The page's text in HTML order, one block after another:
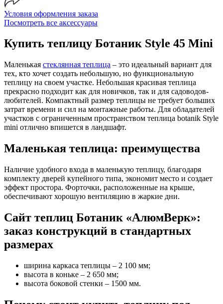
Условия оформления заказа
Посмотреть все аксессуары
Купить теплицу Ботаник Style 45 Mini
Маленькая стеклянная теплица – это идеальный вариант для
тех, кто хочет создать небольшую, но функциональную
теплицу на своем участке. Небольшая красивая теплица
прекрасно подходит как для новичков, так и для садоводов-
любителей. Компактный размер теплицы не требует больших
затрат времени и сил на монтажные работы. Для обладателей
участков с ограниченным пространством теплица botanik Style
mini отлично впишется в ландшафт.
Маленькая теплица: преимущества
Наличие удобного входа в маленькую теплицу, благодаря
комплекту дверей купейного типа, экономит место и создает
эффект простора. Форточки, расположенные на крыше,
обеспечивают хорошую вентиляцию в жаркие дни.
Сайт теплиц Ботаник «АлюмВерк»:
заказ конструкций в стандартных
размерах
ширина каркаса теплицы – 2 100 мм;
высота в коньке – 2 650 мм;
высота боковой стенки – 1500 мм.